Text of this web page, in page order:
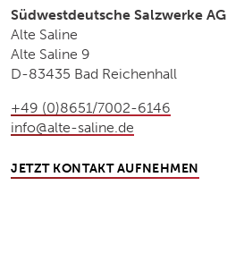
Südwestdeutsche Salzwerke AG
Alte Saline
Alte Saline 9
D-83435 Bad Reichenhall
+49 (0)8651/7002-6146
info@alte-saline.de
JETZT KONTAKT AUFNEHMEN